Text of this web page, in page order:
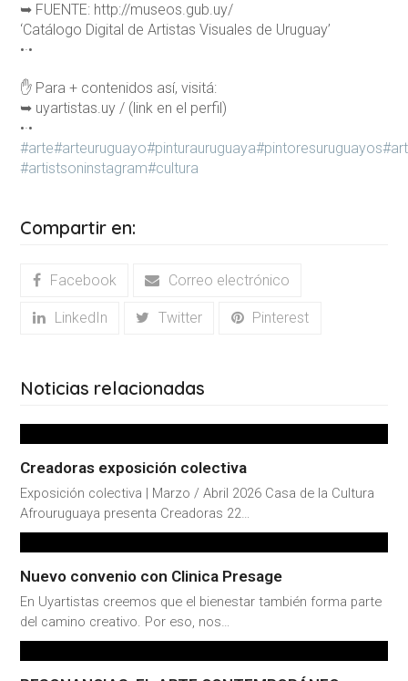
➥ FUENTE: http://museos.gub.uy/
‘Catálogo Digital de Artistas Visuales de Uruguay’
•·•
✋ Para + contenidos así, visitá:
➥ uyartistas.uy / (link en el perfil)
•·•
#arte#arteuruguayo#pinturauruguaya#pintoresuruguayos#art
#artistsoninstagram#cultura
Compartir en:
Facebook Correo electrónico
LinkedIn Twitter Pinterest
Noticias relacionadas
Creadoras exposición colectiva
Exposición colectiva | Marzo / Abril 2026 Casa de la Cultura
Afrouruguaya presenta Creadoras 22…
Nuevo convenio con Clinica Presage
En Uyartistas creemos que el bienestar también forma parte
del camino creativo. Por eso, nos…